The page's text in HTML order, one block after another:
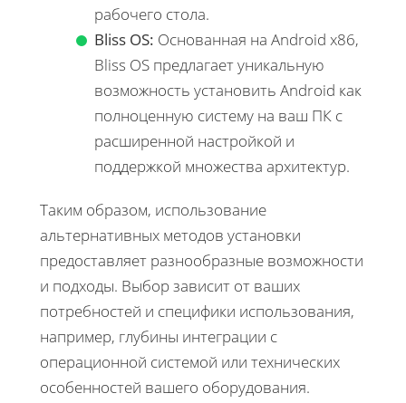
рабочего стола.
Bliss OS: Основанная на Android x86,
Bliss OS предлагает уникальную
возможность установить Android как
полноценную систему на ваш ПК с
расширенной настройкой и
поддержкой множества архитектур.
Таким образом, использование
альтернативных методов установки
предоставляет разнообразные возможности
и подходы. Выбор зависит от ваших
потребностей и специфики использования,
например, глубины интеграции с
операционной системой или технических
особенностей вашего оборудования.